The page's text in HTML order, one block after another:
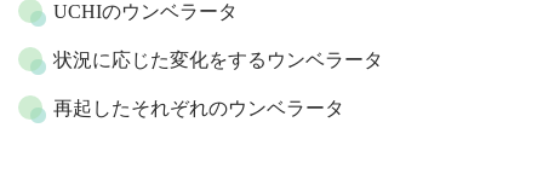
UCHIのウンベラータ
状況に応じた変化をするウンベラータ
再起したそれぞれのウンベラータ